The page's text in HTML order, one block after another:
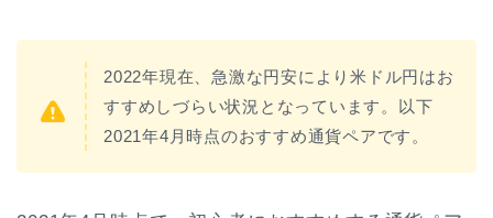
2022年現在、急激な円安により米ドル円はお
すすめしづらい状況となっています。以下
2021年4月時点のおすすめ通貨ペアです。